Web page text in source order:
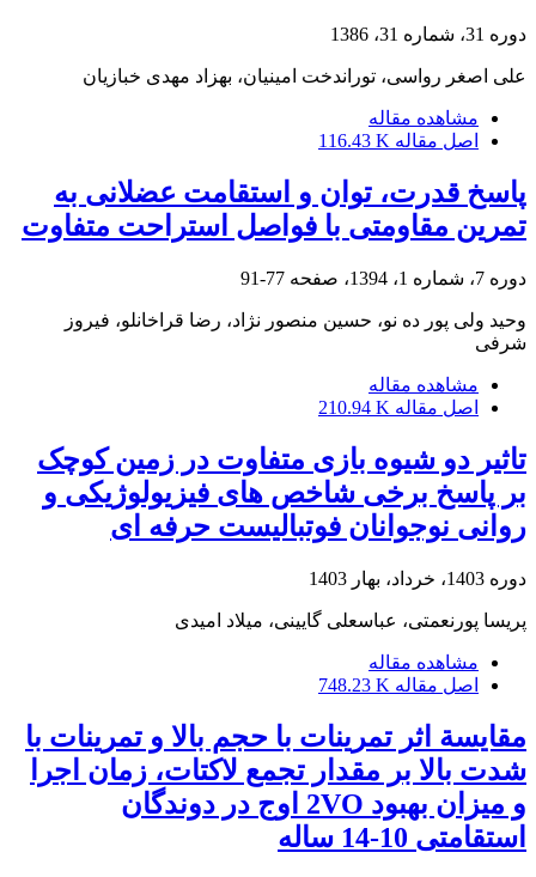
دوره 31، شماره 31، 1386
علی اصغر رواسی، توراندخت امینیان، بهزاد مهدی خبازیان
مشاهده مقاله
اصل مقاله 116.43 K
پاسخ قدرت، توان و استقامت عضلانی به
تمرین مقاومتی با فواصل استراحت متفاوت
دوره 7، شماره 1، 1394، صفحه 77-91
وحید ولی پور ده نو، حسین منصور نژاد، رضا قراخانلو، فیروز
شرفی
مشاهده مقاله
اصل مقاله 210.94 K
تاثیر دو شیوه بازی متفاوت در زمین کوچک
بر پاسخ برخی شاخص های فیزیولوژیکی و
روانی نوجوانان فوتبالیست حرفه ای
دوره 1403، خرداد، بهار 1403
پریسا پورنعمتی، عباسعلی گایینی، میلاد امیدی
مشاهده مقاله
اصل مقاله 748.23 K
مقایسة اثر تمرینات با حجم بالا و تمرینات با
شدت بالا بر مقدار تجمع لاکتات، زمان اجرا
و میزان بهبود 2VO اوج در دوندگان
استقامتی 10-14 ساله